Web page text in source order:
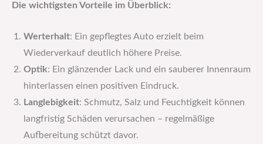
Die wichtigsten Vorteile im Überblick:
Werterhalt: Ein gepflegtes Auto erzielt beim
Wiederverkauf deutlich höhere Preise.
Optik: Ein glänzender Lack und ein sauberer Innenraum
hinterlassen einen positiven Eindruck.
Langlebigkeit: Schmutz, Salz und Feuchtigkeit können
langfristig Schäden verursachen – regelmäßige
Aufbereitung schützt davor.